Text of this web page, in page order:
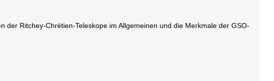
Ritchey-Chrétien-Teleskope im Allgemeinen und die Merkmale der GSO-